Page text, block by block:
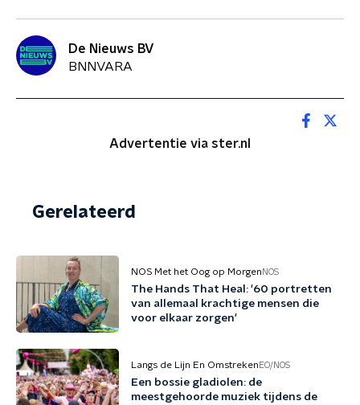
De Nieuws BV
BNNVARA
Advertentie via ster.nl
Gerelateerd
NOS Met het Oog op Morgen NOS
The Hands That Heal: '60 portretten
van allemaal krachtige mensen die
voor elkaar zorgen'
Langs de Lijn En Omstreken EO/NOS
Een bossie gladiolen: de
meestgehoorde muziek tijdens de